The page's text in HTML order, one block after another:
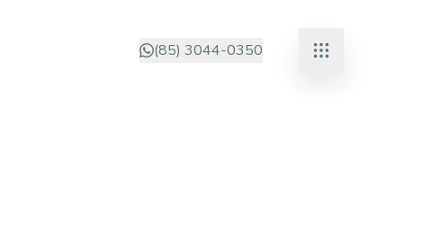
(85) 3044-0350